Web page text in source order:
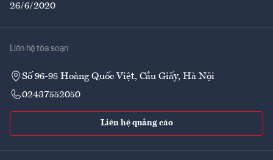
26/6/2020
Liên hệ tòa soạn
Số 96-98 Hoàng Quốc Việt, Cầu Giấy, Hà Nội
02437552050
Liên hệ quảng cáo